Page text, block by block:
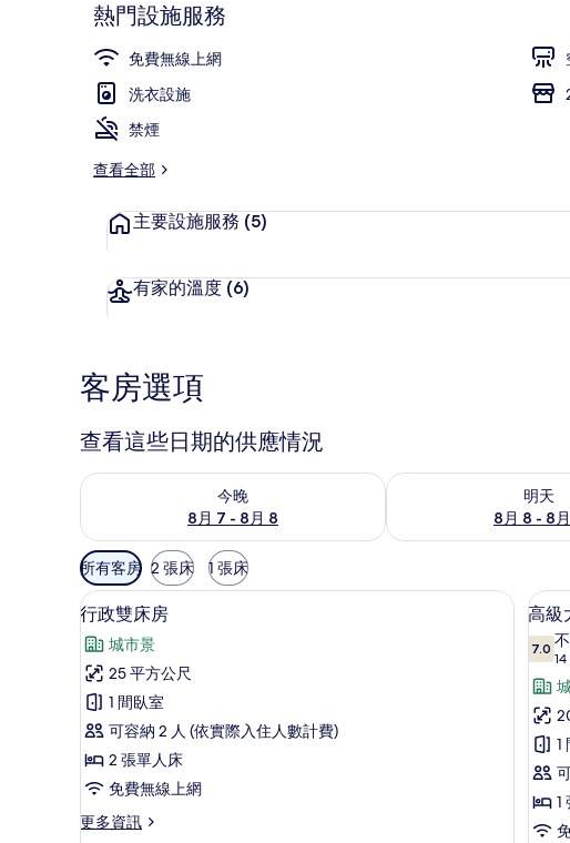
客房內保險箱、書桌、
熱門設施服務
免費無線上網
洗衣設施
禁煙
查看全部
主要設施服務 (5)
有家的溫度 (6)
客房選項
查看這些日期的供應情況
今晚
8月 7 - 8月 8
查看今晚 (8月 7 - 8月 8) 的供應情況
明天
8月 8 - 8
查看明天 (8月 8 - 8月
可
用
的
客
房
篩
選
條
件
所有客房 2 張床 1 張床
顯
示
行
政
雙
床
房
所
行政雙床房 | 客房內保險箱、書桌、筆電
8
行政雙床房
城市景
25 平方公尺
1 間臥室
可容納 2 人 (依實際入住人數計費)
2 張單人床
免費無線上網
更多資訊
更
顯
示
高
級
大
床
房
的
所
5
高級
7.07.0
則
評
1
1